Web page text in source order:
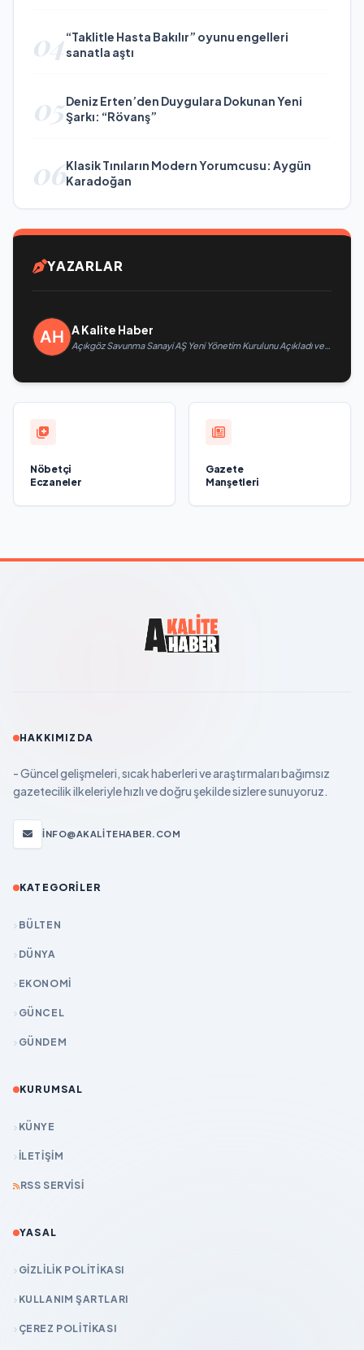
04“Taklitle Hasta Bakılır” oyunu engelleri
sanatla aştı
05Deniz Erten’den Duygulara Dokunan Yeni
Şarkı: “Rövanş”
06Klasik Tınıların Modern Yorumcusu: Aygün
Karadoğan
YAZARLAR
A Kalite Haber
Açıkgöz Savunma Sanayi AŞ Yeni Yönetim Kurulunu Açıkladı ve
Nöbetçi
Eczaneler
Gazete
Manşetleri
HAKKIMIZDA
- Güncel gelişmeleri, sıcak haberleri ve araştırmaları bağımsız
gazetecilik ilkeleriyle hızlı ve doğru şekilde sizlere sunuyoruz.
INFO@AKALITEHABER.COM
KATEGORILER
BÜLTEN
DÜNYA
EKONOMİ
GÜNCEL
GÜNDEM
KURUMSAL
KÜNYE
İLETIŞIM
RSS SERVISI
YASAL
GIZLILIK POLITIKASI
KULLANIM ŞARTLARI
ÇEREZ POLITIKASI